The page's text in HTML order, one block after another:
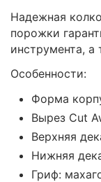
Надежная
порожки
инструмента, а
Особенности:
Форма
Вырез Cut
Верхняя
Нижняя
Гриф: